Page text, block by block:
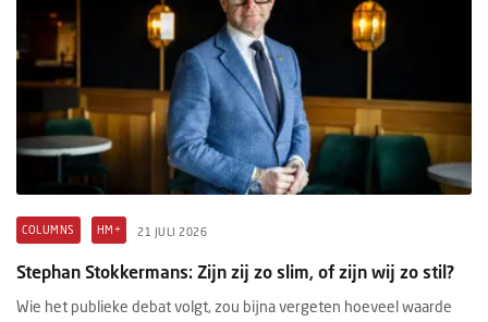
COLUMNS HM+ 21 JULI 2026
Stephan Stokkermans: Zijn zij zo slim, of zijn wij zo stil?
Wie het publieke debat volgt, zou bijna vergeten hoeveel waarde